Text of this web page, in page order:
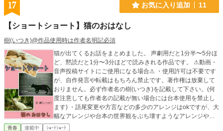
17 お気に入り追加 11
【ショートショート】猫のおはなし
樹(いつき)@作品使用時は作者名明記必須
猫が出てくるお話をまとめました。 声劇用だと1分半〜5分ほ
ど、黙読だと1分〜3分ほどで読みきれる作品です。 ⚠動画・
音声投稿サイトにご使用になる場合⚠ ・使用許可は不要です
が、自作発言や転載はもちろん禁止です。著作権は放棄して
おりません。必ず作者名の樹(いつき)を記載して下さい。(何
度注意しても作者名の記載が無い場合には台本使用を禁止し
ます) ・語尾変更や方言などの多少のアレンジはokですが、大
幅なアレンジや台本の世界観をぶち壊すようなアレンジやエ
フェクトなどはご遠慮願います。 その他の詳細は【作品を使
青春 連載中 ｼｮｰﾄｼｮｰﾄ